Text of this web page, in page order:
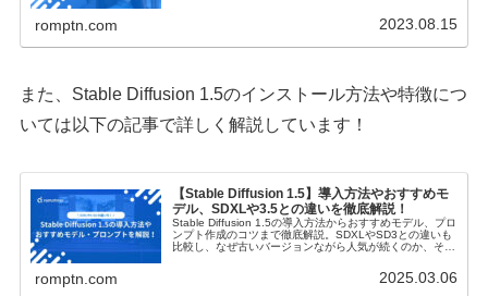
方法など網羅的にご紹介しますので是非参考にしてくださ
romptn.com 2023.08.15
また、Stable Diffusion 1.5のインストール方法や特徴につ
いては以下の記事で詳しく解説しています！
【Stable Diffusion 1.5】導入方法やおすすめモ
デル、SDXLや3.5との違いを徹底解説！
Stable Diffusion 1.5の導入方法からおすすめモデル、プロ
ンプト作成のコツまで徹底解説。SDXLやSD3との違いも
比較し、なぜ古いバージョンながら人気が続くのか、その
romptn.com 2025.03.06